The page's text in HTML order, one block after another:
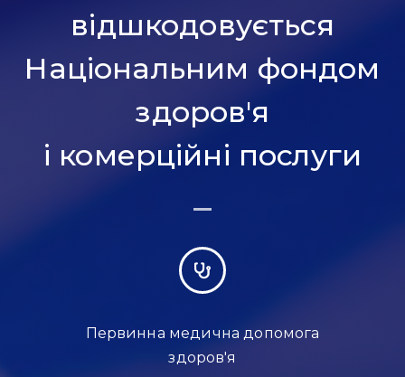
відшкодовується
Національним фондом
здоров'я
і комерційні послуги
Первинна медична допомога
здоров'я